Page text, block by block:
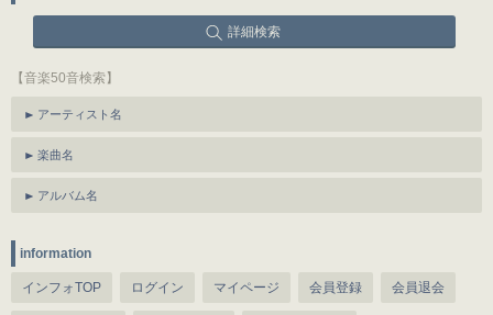
詳細検索
【音楽50音検索】
アーティスト名
楽曲名
アルバム名
information
インフォTOP ログイン マイページ 会員登録 会員退会